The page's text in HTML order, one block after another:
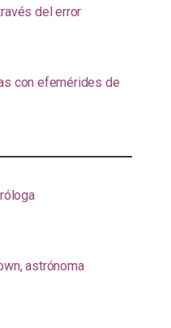
del error
con efemérides de
astrónoma